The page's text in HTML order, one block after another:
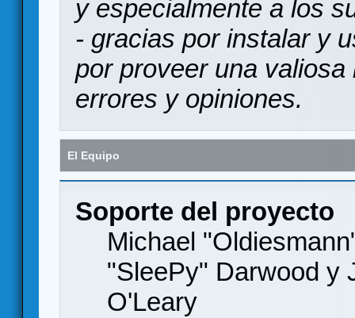
y especialmente a los
- gracias por instalar y
por proveer una
errores y opiniones.
El Equipo
Soporte del proyecto
Michael
"SleePy" Darwood y
O'Leary